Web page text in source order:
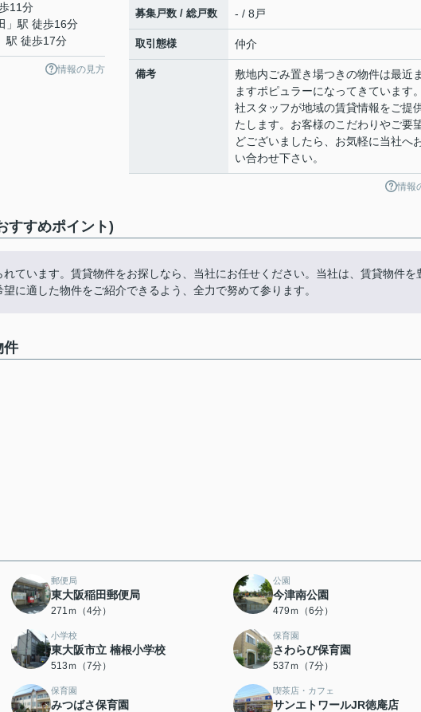
11分
」駅 徒歩16分
」駅 徒歩17分
情報の見方
募集戸数 / 総戸数 - / 8戸
取引態様 仲介
備考
敷地内ごみ置き場つきの物件は最近
ますポピュラーになってきています
社スタッフが地域の賃貸情報をご提
たします。お客様のこだわりやご要
どございましたら、お気軽に当社へ
い合わせ下さい。
情報
すすめポイント)
ています。賃貸物件をお探しなら、当社にお任せください。当社は、賃貸物件を
に適した物件をご紹介できるよう、全力で努めて参ります。
件
郵便局
東大阪稲田郵便局
271ｍ（4分）
公園
今津南公園
479ｍ（6分）
小学校
東大阪市立 楠根小学校
513ｍ（7分）
保育園
さわらび保育園
537ｍ（7分）
保育園
みつばさ保育園
喫茶店・カフェ
サンエトワールJR徳庵店